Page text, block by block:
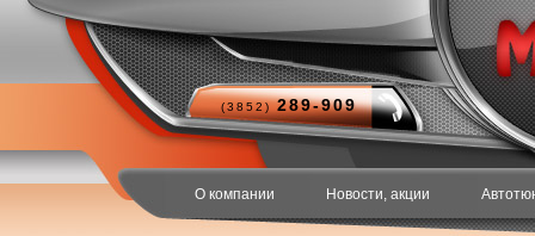
(3852)289-909
О компании Новости, акции